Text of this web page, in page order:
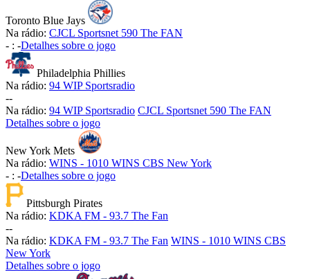
Toronto Blue Jays
Na rádio: CJCL Sportsnet 590 The FAN
- : -Detalhes sobre o jogo
Philadelphia Phillies
Na rádio: 94 WIP Sportsradio
--
Na rádio: 94 WIP Sportsradio CJCL Sportsnet 590 The FAN
Detalhes sobre o jogo
New York Mets
Na rádio: WINS - 1010 WINS CBS New York
- : -Detalhes sobre o jogo
Pittsburgh Pirates
Na rádio: KDKA FM - 93.7 The Fan
--
Na rádio: KDKA FM - 93.7 The Fan WINS - 1010 WINS CBS
New York
Detalhes sobre o jogo